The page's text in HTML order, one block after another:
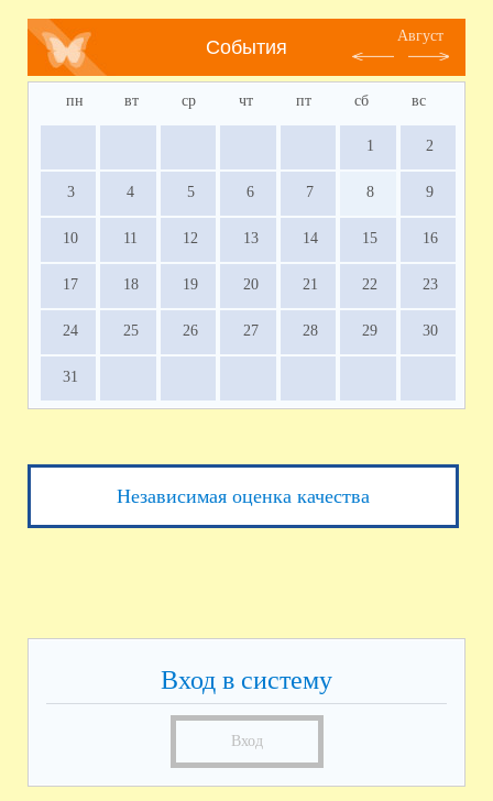
События
Август
пн вт ср чт пт сб вс
1 2
3 4 5 6 7 8 9
10 11 12 13 14 15 16
17 18 19 20 21 22 23
24 25 26 27 28 29 30
31
Независимая оценка качества
Вход в систему
Вход